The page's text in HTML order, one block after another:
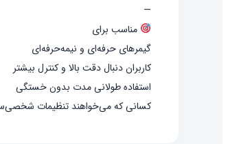
—
مناسب برای
گیمرهای حرفه‌ای و نیمه‌حرفه‌ای
کاربران دنبال دقت بالا و کنترل بیشتر
استفاده طولانی مدت بدون خستگی
کسانی که می‌خواهند تنظیمات